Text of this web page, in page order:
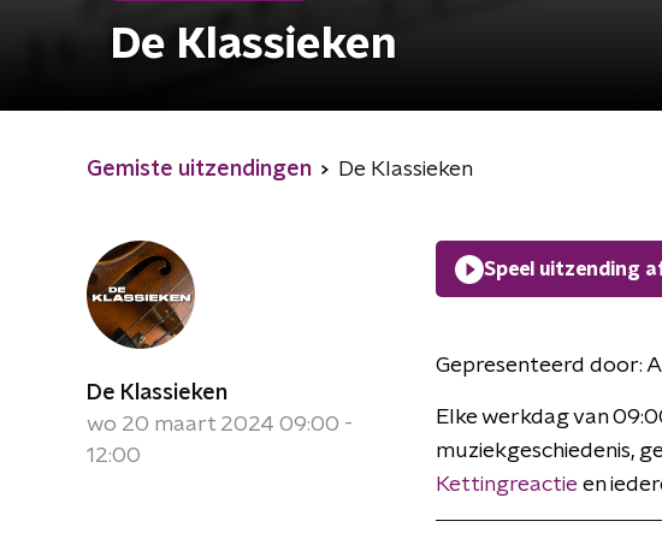
De Klassieken
Gemiste uitzendingen De Klassieken
De Klassieken
wo 20 maart 2024 09:00 -
12:00
Speel uitzending
Gepresenteerd door:
Elke werkdag van
muziekgeschiedenis,
Kettingreactie en